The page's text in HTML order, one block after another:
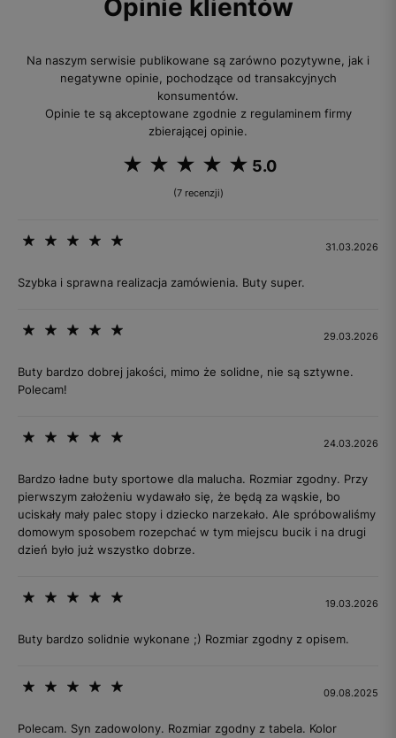
Opinie klientów
Na naszym serwisie publikowane są zarówno pozytywne, jak i
negatywne opinie, pochodzące od transakcyjnych
konsumentów.
Opinie te są akceptowane zgodnie z regulaminem firmy
zbierającej opinie.
5.0
(7 recenzji)
31.03.2026
Szybka i sprawna realizacja zamówienia. Buty super.
29.03.2026
Buty bardzo dobrej jakości, mimo że solidne, nie są sztywne.
Polecam!
24.03.2026
Bardzo ładne buty sportowe dla malucha. Rozmiar zgodny. Przy
pierwszym założeniu wydawało się, że będą za wąskie, bo
uciskały mały palec stopy i dziecko narzekało. Ale spróbowaliśmy
domowym sposobem rozepchać w tym miejscu bucik i na drugi
dzień było już wszystko dobrze.
19.03.2026
Buty bardzo solidnie wykonane ;) Rozmiar zgodny z opisem.
09.08.2025
Polecam. Syn zadowolony. Rozmiar zgodny z tabela. Kolor